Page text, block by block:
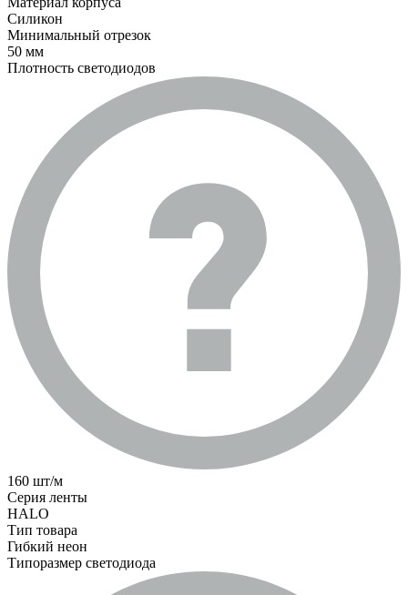
Силикон
Минимальный отрезок
50 мм
Плотность светодиодов
160 шт/м
Серия ленты
HALO
Тип товара
Гибкий неон
Типоразмер светодиода